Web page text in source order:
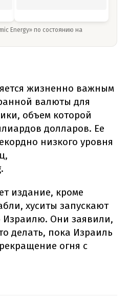
Energy» по состоянию на
жизненно важным
валюты для
объем которой
долларов. Ее
низкого уровня
издание, кроме
хуситы запускают
Они заявили,
делать, пока Израиль
огня с